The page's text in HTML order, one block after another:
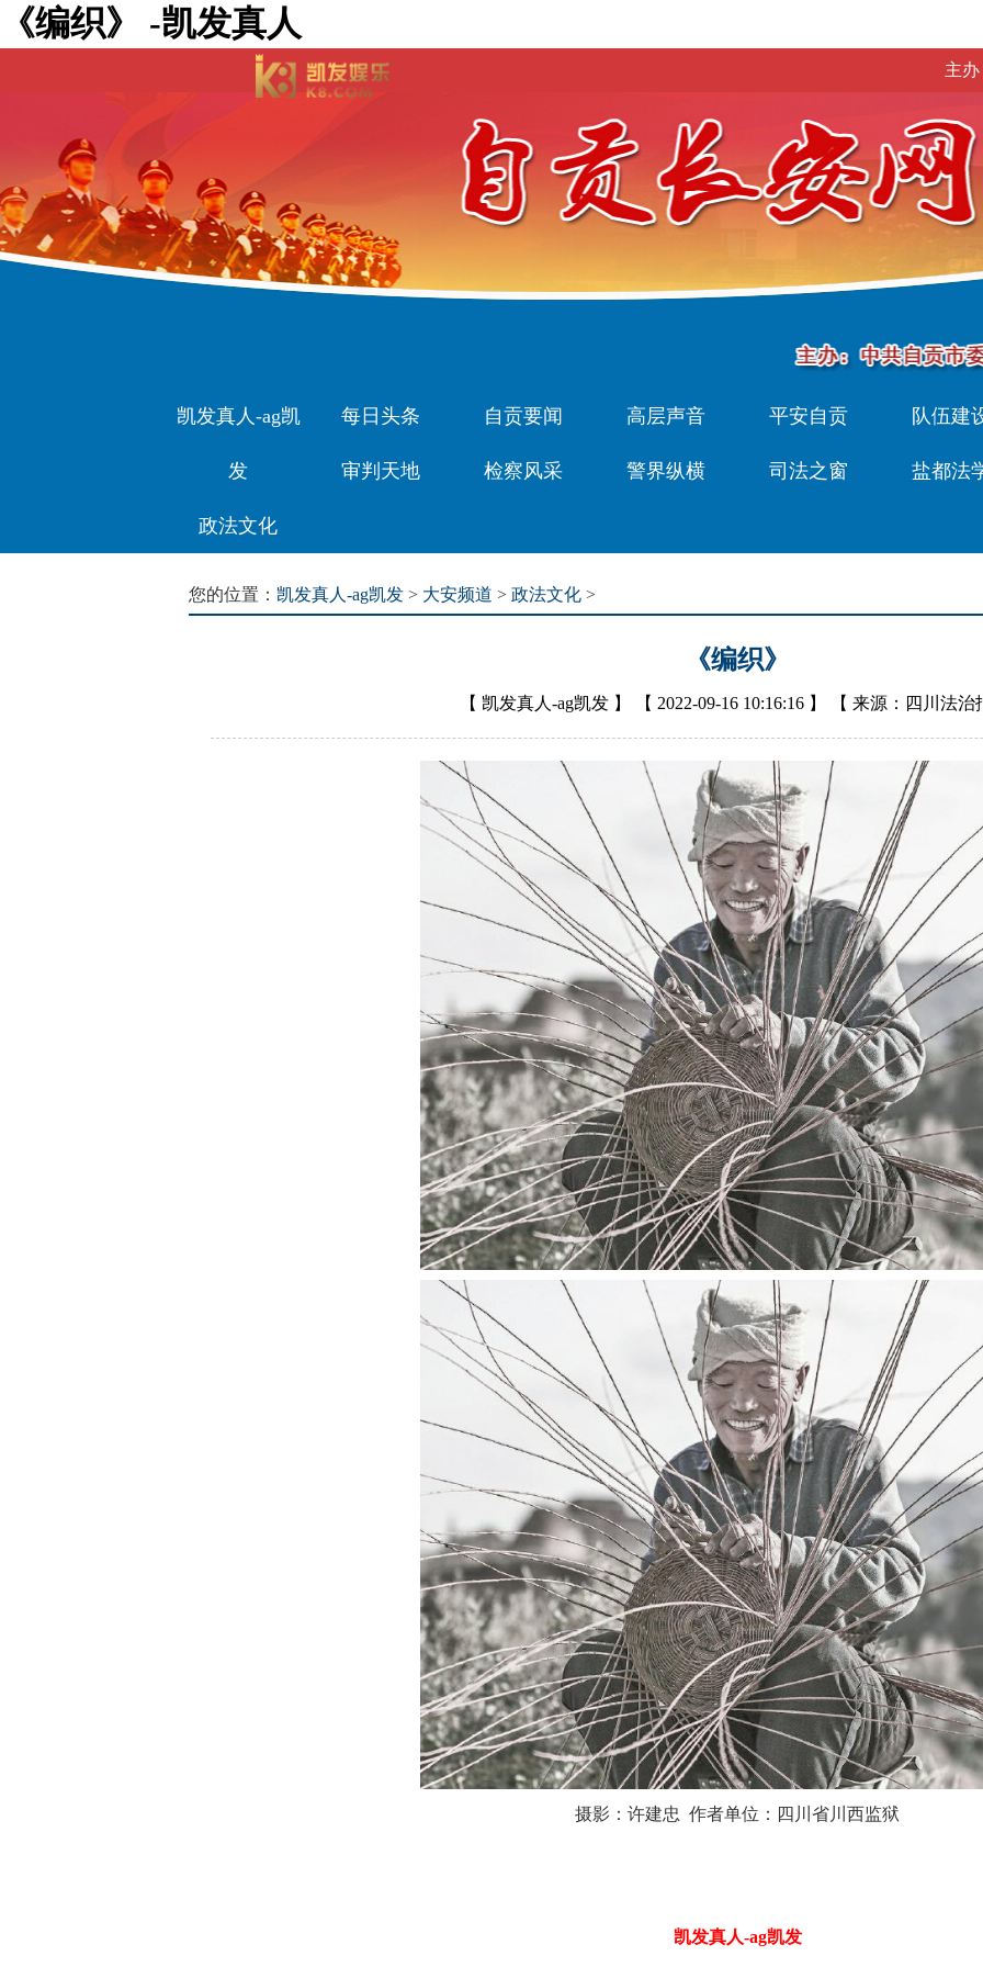
《编织》 -凯发真人
主
凯发真人-ag凯
发
每日头条 自贡要闻 高层声音 平安自贡 队伍建
审判天地 检察风采 警界纵横 司法之窗 盐都法
政法文化
您的位置： 凯发真人-ag凯发 > 大安频道 > 政法文化 >
《编织》
【 凯发真人-ag凯发 】 【 2022-09-16 10:16:16 】 【 来源：四川法治
摄影：许建忠 作者单位：四川省川西监狱
凯发真人-ag凯发